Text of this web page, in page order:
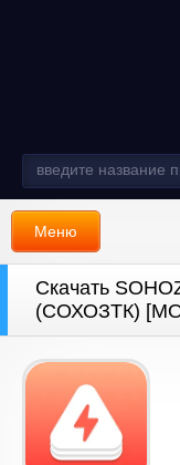
Меню
Скачать
(СОХОЗТК)